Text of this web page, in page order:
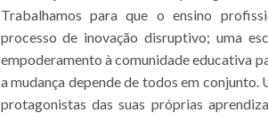
Trabalhamos para que o ensino
processo de inovação disruptivo; uma
empoderamento à comunidade educativa
a mudança depende de todos em conjunto.
protagonistas das suas próprias